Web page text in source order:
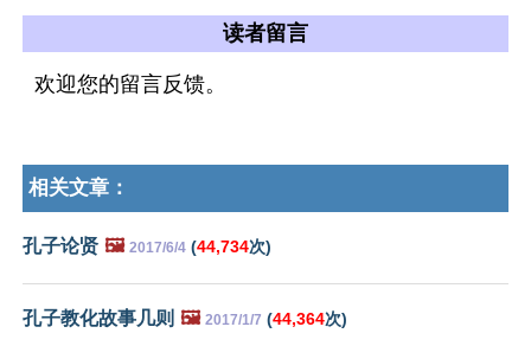
读者留言
欢迎您的留言反馈。
相关文章：
孔子论贤 🖼️ 2017/6/4 (44,734次)
孔子教化故事几则 🖼️ 2017/1/7 (44,364次)